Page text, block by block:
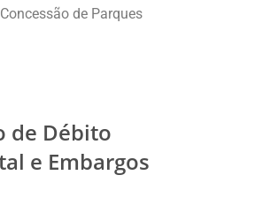
Concessão de Parques
de Débito
e Embargos